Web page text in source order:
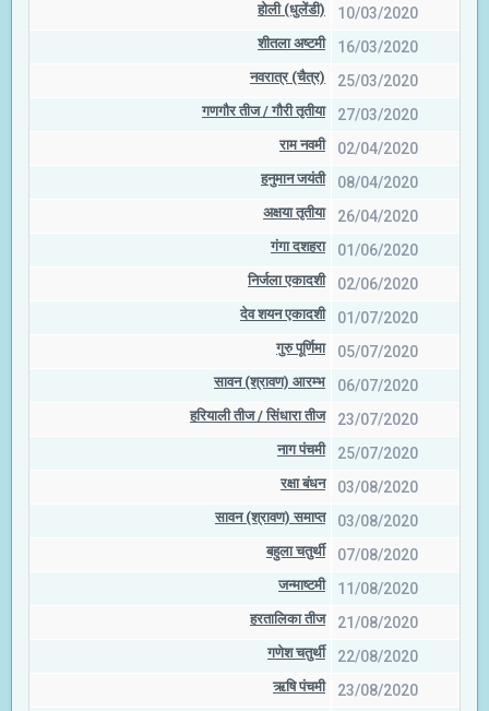
होली (धुलेंडी) 10/03/2020
शीतला अष्टमी 16/03/2020
नवरात्र (चैत्र) 25/03/2020
गणगौर तीज / गौरी तृतीया 27/03/2020
राम नवमी 02/04/2020
हनुमान जयंती 08/04/2020
अक्षया तृतीया 26/04/2020
गंगा दशहरा 01/06/2020
निर्जला एकादशी 02/06/2020
देव शयन एकादशी 01/07/2020
गुरु पूर्णिमा 05/07/2020
सावन (श्रावण) आरम्भ 06/07/2020
हरियाली तीज / सिंधारा तीज 23/07/2020
नाग पंचमी 25/07/2020
रक्षा बंधन 03/08/2020
सावन (श्रावण) समाप्त 03/08/2020
बहुला चतुर्थी 07/08/2020
जन्माष्टमी 11/08/2020
हरतालिका तीज 21/08/2020
गणेश चतुर्थी 22/08/2020
ऋषि पंचमी 23/08/2020